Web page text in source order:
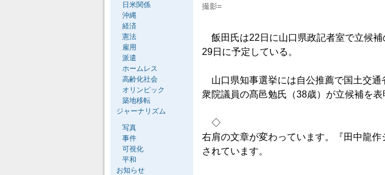
撮影=
飯田氏は22日に山口県政記者室で立候
29日に予定している。
山口県知事選挙には自公推薦で国土交通
衆院議員の髙邑勉氏（38歳）が立候補を表
◇
右肩の文章が変わっています。『田中龍
されています。
日米関係
沖縄
経済
憲法
雇用
派遣
ホームレス
高齢化社会
オリンピック
築地移転
ジャーナリズム
写真
事件
可視化
平和
お知らせ